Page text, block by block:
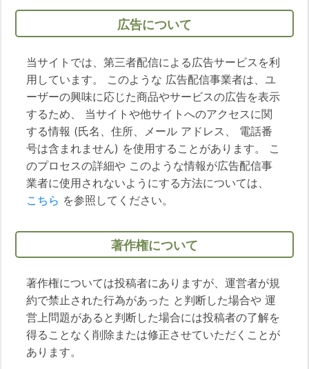
広告について
当サイトでは、第三者配信による広告サービスを利
用しています。 このような 広告配信事業者は、ユ
ーザーの興味に応じた商品やサービスの広告を表示
するため、 当サイトや他サイトへのアクセスに関
する情報 (氏名、住所、メール アドレス、 電話番
号は含まれません) を使用することがあります。 こ
のプロセスの詳細や このような情報が広告配信事
業者に使用されないようにする方法については、
こちら を参照してください。
著作権について
著作権については投稿者にありますが、運営者が規
約で禁止された行為があった と判断した場合や 運
営上問題があると判断した場合には投稿者の了解を
得ることなく削除または修正させていただくことが
あります。